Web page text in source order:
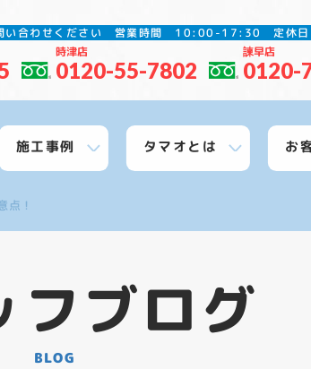
い合わせください 営業時間 10:00-17:30 定休日
時津店
0120-55-7802
諫早店
0120-
施工事例 タマオとは お
点！
フブログ
BLOG